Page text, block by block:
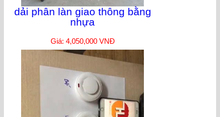
dải phân làn giao thông bằng
nhựa
Giá: 4,050,000 VNĐ